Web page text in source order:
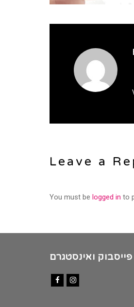
Leave a
You must be logged in to
פייסבוק ואינסטגרם